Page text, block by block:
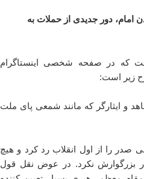
دور جدیدی از حملات به
که در صفحه شخصی اینستاگرام
زیر است:
و ایثارگر که مانند شمعی پای ملت
صدر را از اول انقلاب رد کرد و هیچ
بزرگوارش نکرد. در عوض نقل قول